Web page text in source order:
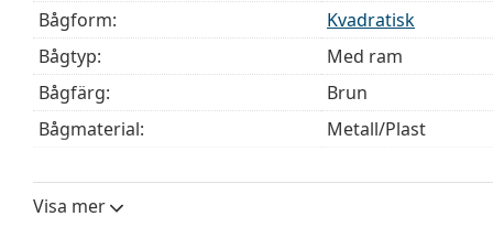
Bågform:
Kvadratisk
Bågtyp:
Med ram
Bågfärg:
Brun
Bågmaterial:
Metall/Plast
Bredd:
Visa mer